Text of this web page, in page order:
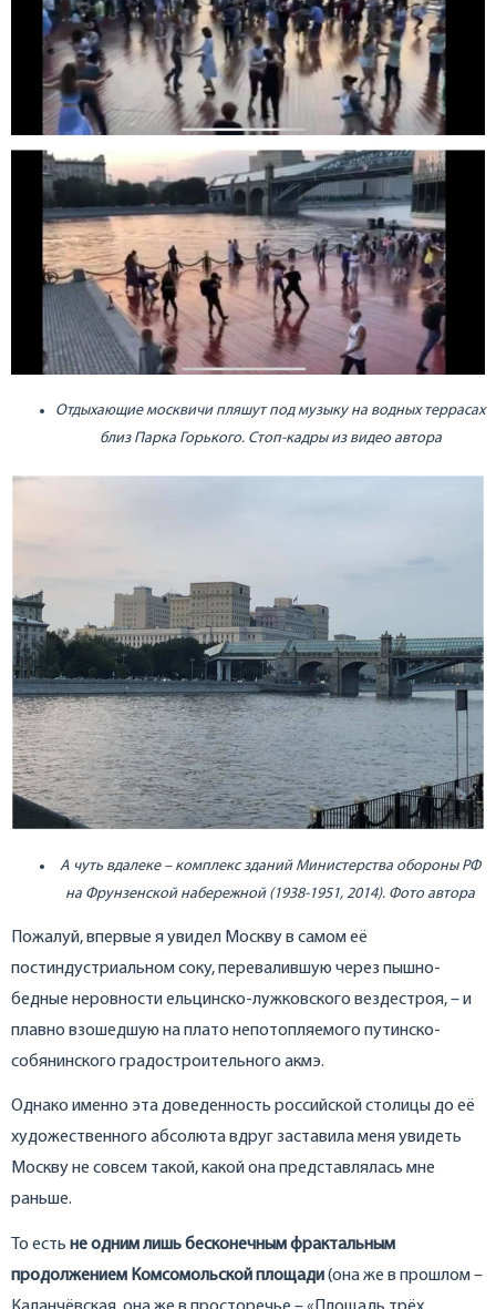
Отдыхающие москвичи пляшут под музыку на водных террасах
близ Парка Горького. Стоп-кадры из видео автора
А чуть вдалеке – комплекс зданий Министерства обороны РФ
на Фрунзенской набережной (1938-1951, 2014). Фото автора
Пожалуй, впервые я увидел Москву в самом её
постиндустриальном соку, перевалившую через пышно-
бедные неровности ельцинско-лужковского вездестроя, – и
плавно взошедшую на плато непотопляемого путинско-
собянинского градостроительного акмэ.
Однако именно эта доведенность российской столицы до её
художественного абсолюта вдруг заставила меня увидеть
Москву не совсем такой, какой она представлялась мне
раньше.
То есть не одним лишь бесконечным фрактальным
продолжением Комсомольской площади(она же в прошлом –